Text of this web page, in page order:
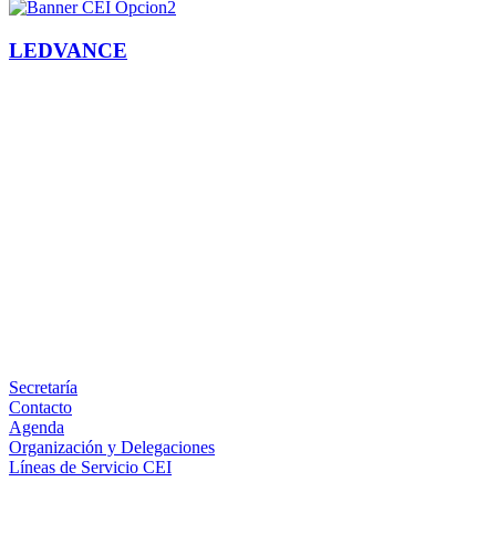
LEDVANCE
Secretaría
Contacto
Agenda
Organización y Delegaciones
Líneas de Servicio CEI